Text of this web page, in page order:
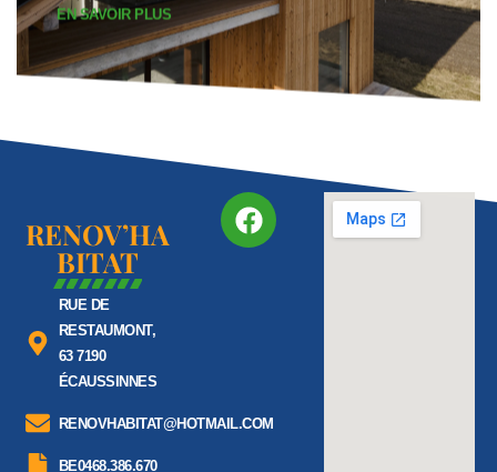
RENOV’HA
BITAT
RUE DE
RESTAUMONT,
63 7190
ÉCAUSSINNES
RENOVHABITAT@HOTMAIL.COM
BE0468.386.670